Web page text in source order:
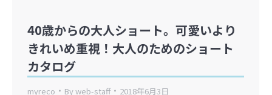
40歳からの大人ショート。可愛いより
きれいめ重視！大人のためのショート
カタログ
myreco Byweb-staff 2018年6月3日